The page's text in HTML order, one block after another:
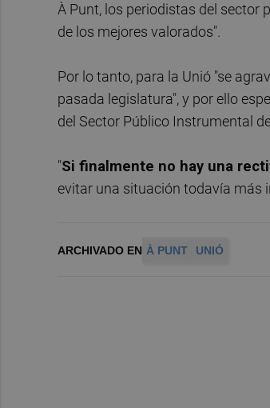
À Punt, los periodistas del sector
de los mejores valorados".
Por lo tanto, para la Unió "se
pasada legislatura", y por ello
del Sector Público Instrumental
"Si finalmente no hay una
evitar una situación todavía más
ARCHIVADO EN À PUNT UNIÓ